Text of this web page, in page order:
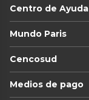
Centro de Ayuda
Mundo Paris
Cencosud
Medios de pago